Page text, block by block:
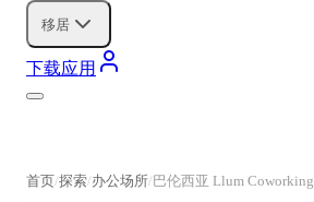
移居
下载应用
首页 探索 办公场所 巴伦西亚 Llum Coworking